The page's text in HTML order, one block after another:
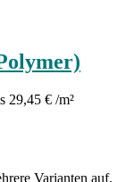
29,45 € /m²
Varianten auf.